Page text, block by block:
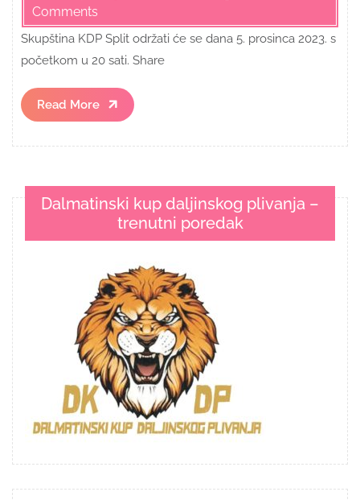
Comments
Skupština KDP Split održati će se dana 5. prosinca 2023. s
početkom u 20 sati. Share
Read More
Read
More
Dalmatinski kup daljinskog plivanja –
trenutni poredak